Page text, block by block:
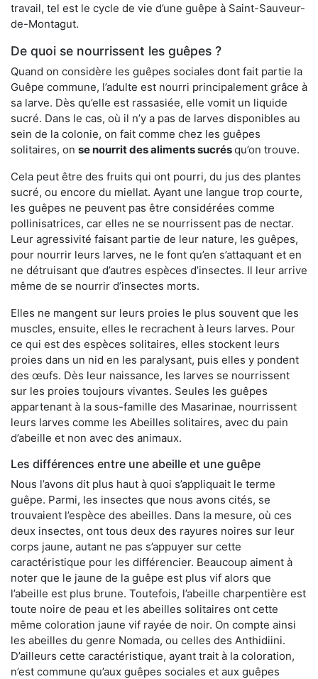
travail, tel est le cycle de vie d’une guêpe à Saint-Sauveur-
de-Montagut.
De quoi se nourrissent les guêpes ?
Quand on considère les guêpes sociales dont fait partie la
Guêpe commune, l’adulte est nourri principalement grâce à
sa larve. Dès qu’elle est rassasiée, elle vomit un liquide
sucré. Dans le cas, où il n’y a pas de larves disponibles au
sein de la colonie, on fait comme chez les guêpes
solitaires, on se nourrit des aliments sucrésqu’on trouve.
Cela peut être des fruits qui ont pourri, du jus des plantes
sucré, ou encore du miellat. Ayant une langue trop courte,
les guêpes ne peuvent pas être considérées comme
pollinisatrices, car elles ne se nourrissent pas de nectar.
Leur agressivité faisant partie de leur nature, les guêpes,
pour nourrir leurs larves, ne le font qu’en s’attaquant et en
ne détruisant que d’autres espèces d’insectes. Il leur arrive
même de se nourrir d’insectes morts.
Elles ne mangent sur leurs proies le plus souvent que les
muscles, ensuite, elles le recrachent à leurs larves. Pour
ce qui est des espèces solitaires, elles stockent leurs
proies dans un nid en les paralysant, puis elles y pondent
des œufs. Dès leur naissance, les larves se nourrissent
sur les proies toujours vivantes. Seules les guêpes
appartenant à la sous-famille des Masarinae, nourrissent
leurs larves comme les Abeilles solitaires, avec du pain
d’abeille et non avec des animaux.
Les différences entre une abeille et une guêpe
Nous l’avons dit plus haut à quoi s’appliquait le terme
guêpe. Parmi, les insectes que nous avons cités, se
trouvaient l’espèce des abeilles. Dans la mesure, où ces
deux insectes, ont tous deux des rayures noires sur leur
corps jaune, autant ne pas s’appuyer sur cette
caractéristique pour les différencier. Beaucoup aiment à
noter que le jaune de la guêpe est plus vif alors que
l’abeille est plus brune. Toutefois, l’abeille charpentière est
toute noire de peau et les abeilles solitaires ont cette
même coloration jaune vif rayée de noir. On compte ainsi
les abeilles du genre Nomada, ou celles des Anthidiini.
D’ailleurs cette caractéristique, ayant trait à la coloration,
n’est commune qu’aux guêpes sociales et aux guêpes